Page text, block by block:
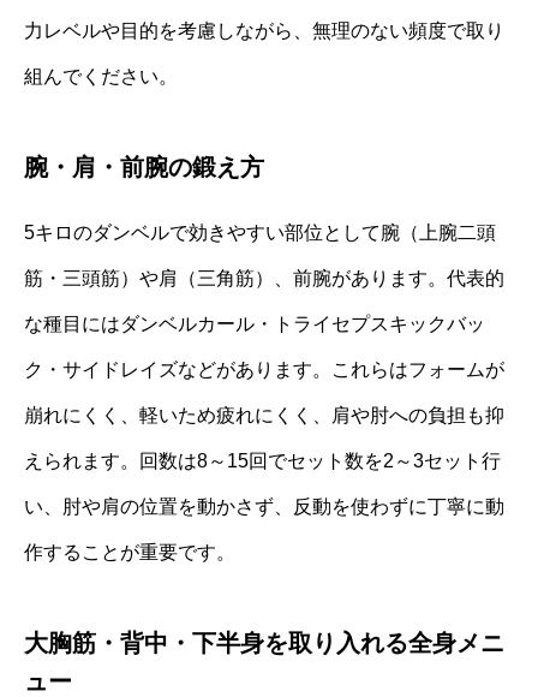
力レベルや目的を考慮しながら、無理のない頻度で取り
組んでください。
腕・肩・前腕の鍛え方
5キロのダンベルで効きやすい部位として腕（上腕二頭
筋・三頭筋）や肩（三角筋）、前腕があります。代表的
な種目にはダンベルカール・トライセプスキックバッ
ク・サイドレイズなどがあります。これらはフォームが
崩れにくく、軽いため疲れにくく、肩や肘への負担も抑
えられます。回数は8～15回でセット数を2～3セット行
い、肘や肩の位置を動かさず、反動を使わずに丁寧に動
作することが重要です。
大胸筋・背中・下半身を取り入れる全身メニ
ュー